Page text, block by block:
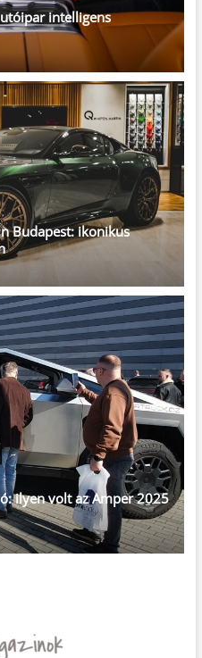
intelligens
Budapest: ikonikus
ilyen volt az Amper 2025